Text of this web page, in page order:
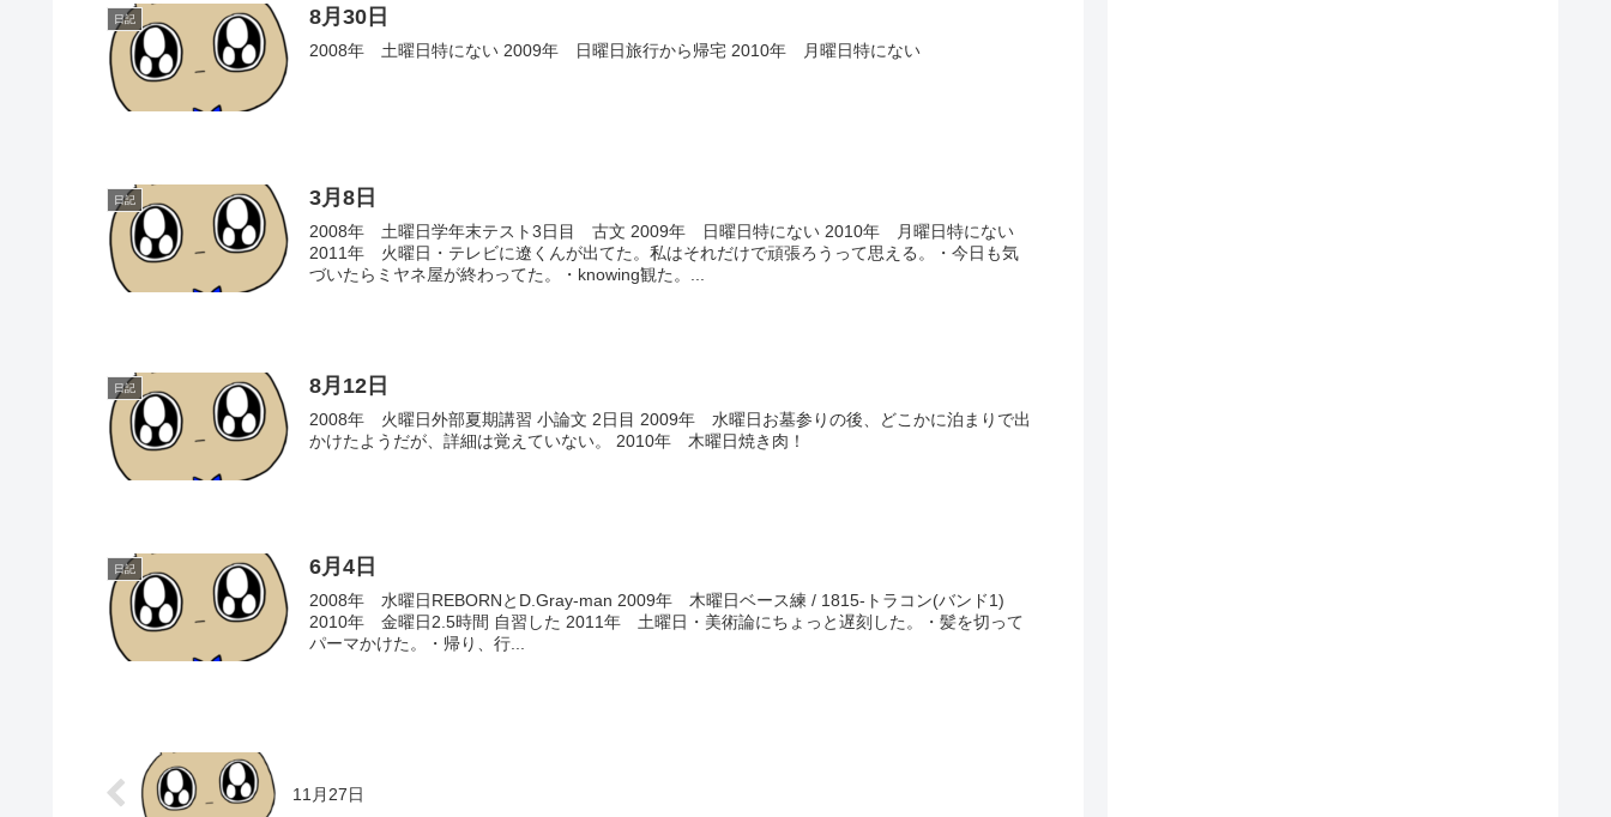
日記 8月30日
2008年 土曜日特にない 2009年 日曜日旅行から帰宅 2010年 月曜日特にない
日記 3月8日
2008年 土曜日学年末テスト3日目 古文 2009年 日曜日特にない 2010年 月曜日特にない
2011年 火曜日・テレビに遼くんが出てた。私はそれだけで頑張ろうって思える。・今日も気
づいたらミヤネ屋が終わってた。・knowing観た。...
日記 8月12日
2008年 火曜日外部夏期講習 小論文 2日目 2009年 水曜日お墓参りの後、どこかに泊まりで出
かけたようだが、詳細は覚えていない。 2010年 木曜日焼き肉！
日記 6月4日
2008年 水曜日REBORNとD.Gray-man 2009年 木曜日ベース練 / 1815-トラコン(バンド1)
2010年 金曜日2.5時間 自習した 2011年 土曜日・美術論にちょっと遅刻した。・髪を切って
パーマかけた。・帰り、行...
11月27日